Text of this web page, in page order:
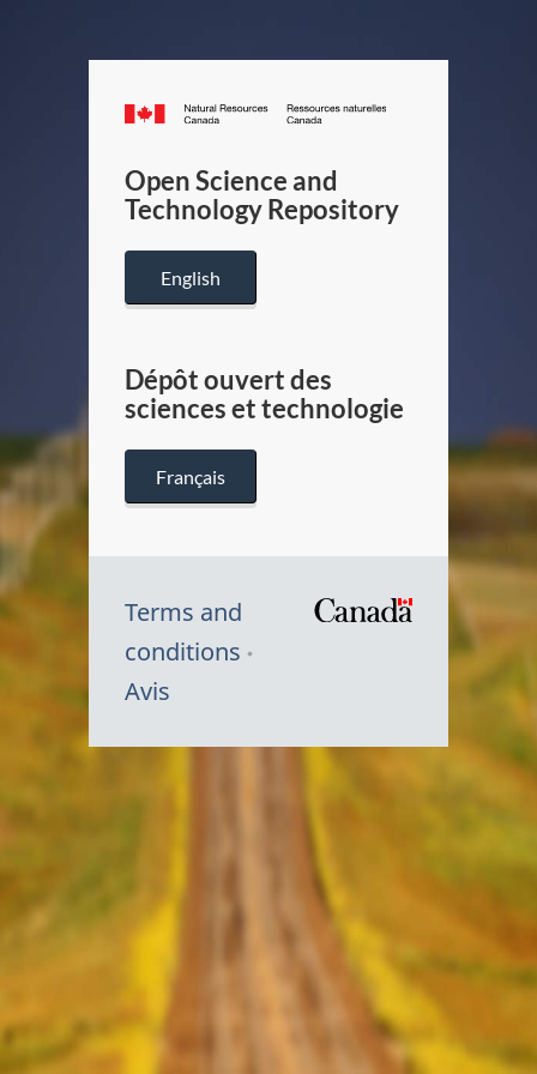
Canada.ca
/
Canada
Open Science and
Technology Repository
English
Dépôt ouvert des
sciences et technologie
Français
Terms and
conditions
Avis
Symbole
Canada